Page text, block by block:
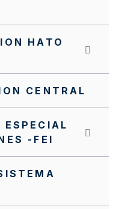
2024
2019
de 2019
HATO
CENTRAL
ESPECIAL
-FEI